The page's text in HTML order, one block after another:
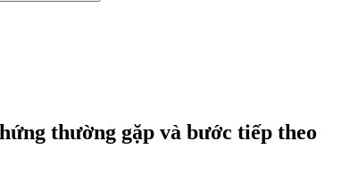
thường gặp và bước tiếp theo